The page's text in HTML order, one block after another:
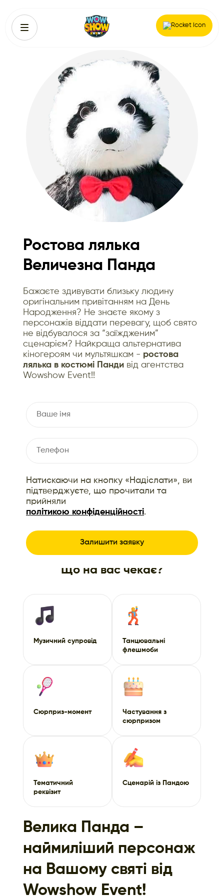
Ростова лялька
Величезна Панда
Бажаєте здивувати близьку людину
оригінальним привітанням на День
Народження? Не знаєте якому з
персонажів віддати перевагу, щоб свято
не відбувалося за “заїждженим”
сценарієм? Найкраща альтернатива
кіногероям чи мультяшкам - ростова
лялька в костюмі Панди від агентства
Wowshow Event!!
Натискаючи на кнопку «Надіслати», ви
підтверджуєте, що прочитали та
прийняли
політикою конфіденційності.
Що на вас чекає?
Музичний супровід
Танцювальні
флешмоби
Сюрприз-момент
Частування з
сюрпризом
Тематичний
реквізит
Сценарій із Пандою
Велика Панда –
наймиліший персонаж
на Вашому святі від
Wowshow Event!